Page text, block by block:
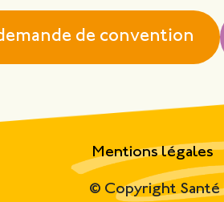
de convention
Mentions légales
© Copyright Santé